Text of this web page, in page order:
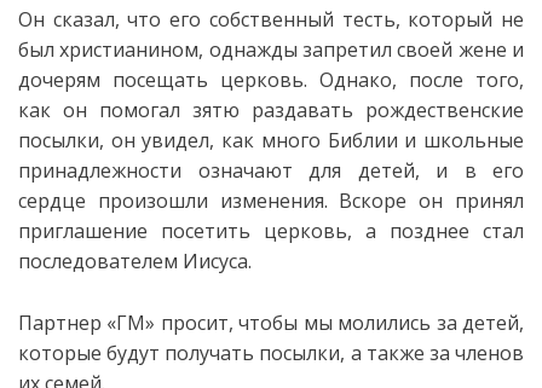
Он сказал, что его собственный тесть, который не
был христианином, однажды запретил своей жене и
дочерям посещать церковь. Однако, после того,
как он помогал зятю раздавать рождественские
посылки, он увидел, как много Библии и школьные
принадлежности означают для детей, и в его
сердце произошли изменения. Вскоре он принял
приглашение посетить церковь, а позднее стал
последователем Иисуса.
Партнер «ГМ» просит, чтобы мы молились за детей,
которые будут получать посылки, а также за членов